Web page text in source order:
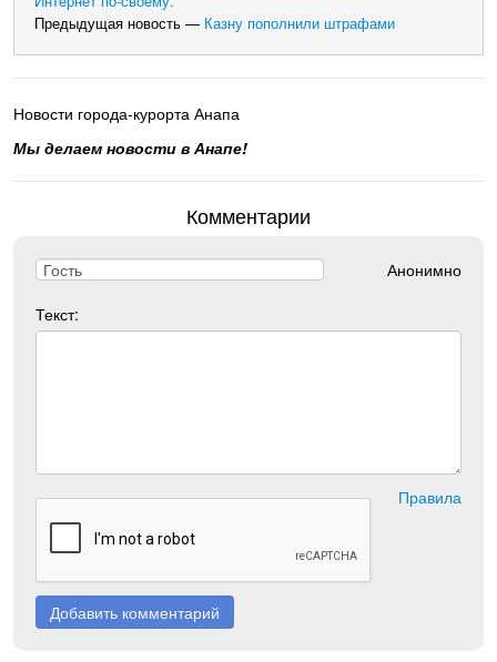
Предыдущая новость — Казну пополнили штрафами
Новости города-курорта Анапа
Мы делаем новости в Анапе!
Комментарии
Анонимно
Текст:
Правила
Добавить комментарий